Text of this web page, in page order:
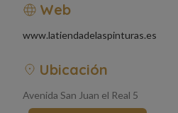
Web
www.latiendadelaspinturas.es
Ubicación
Avenida San Juan el Real 5